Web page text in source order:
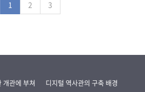
1 2 3
개관에 부쳐
디지털 역사관의 구축 배경